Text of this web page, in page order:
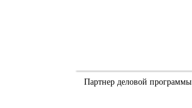
Партнер деловой программы